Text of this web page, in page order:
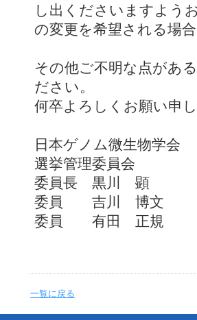
し出くださいますよう
の変更を希望される場
その他ご不明な点があ
ださい。
何卒よろしくお願い申し
日本ゲノム微生物学会
選挙管理委員会
委員長 黒川 顕
委員 吉川 博文
委員 有田 正規
一覧に戻る